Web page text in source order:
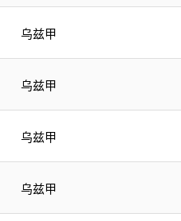
乌兹甲
乌兹甲
乌兹甲
乌兹甲